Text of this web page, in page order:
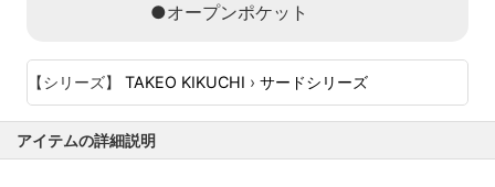
●オープンポケット
【シリーズ】 TAKEO KIKUCHI › サードシリーズ
アイテムの詳細説明